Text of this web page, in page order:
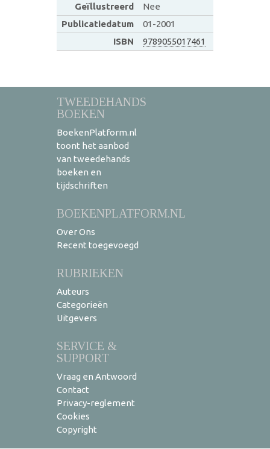
Geïllustreerd
Nee
Publicatiedatum
01-2001
ISBN
9789055017461
TWEEDEHANDS
BOEKEN
BoekenPlatform.nl
toont het aanbod
van tweedehands
boeken en
tijdschriften
BOEKENPLATFORM.NL
Over Ons
Recent toegevoegd
RUBRIEKEN
Auteurs
Categorieën
Uitgevers
SERVICE &
SUPPORT
Vraag en Antwoord
Contact
Privacy-reglement
Cookies
Copyright